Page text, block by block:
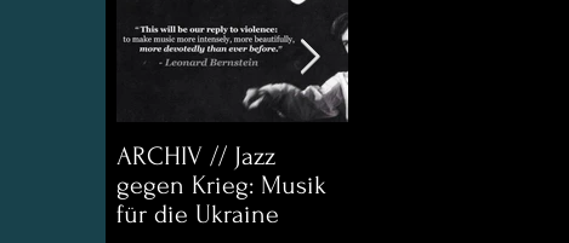
ARCHIV // Jazz
gegen Krieg: Musik
für die Ukraine